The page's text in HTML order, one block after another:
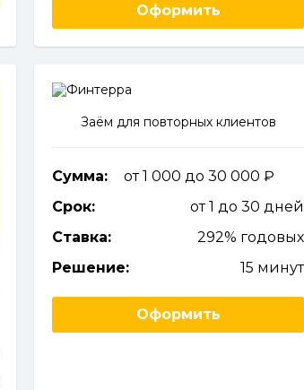
Оформить
Заём для повторных клиентов
Сумма:
от 1 000 до 30 000
Срок:
от 1 до 30 дней
Ставка:
292% годовых
Решение:
15 минут
Оформить